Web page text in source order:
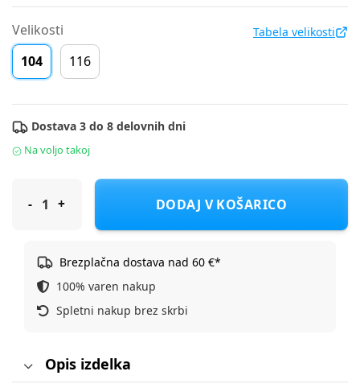
Velikosti Tabela velikosti
104 116
Dostava 3 do 8 delovnih dni
Na voljo takoj
S.Oliver hlače DH 2151299 F Modra 104
DODAJ V KOŠARICO
Brezplačna dostava nad 60 €*
100% varen nakup
Spletni nakup brez skrbi
Opis izdelka